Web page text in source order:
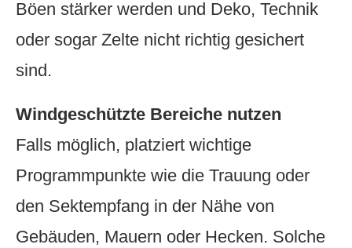
Böen stärker werden und Deko, Technik
oder sogar Zelte nicht richtig gesichert
sind.
Windgeschützte Bereiche nutzen
Falls möglich, platziert wichtige
Programmpunkte wie die Trauung oder
den Sektempfang in der Nähe von
Gebäuden, Mauern oder Hecken. Solche